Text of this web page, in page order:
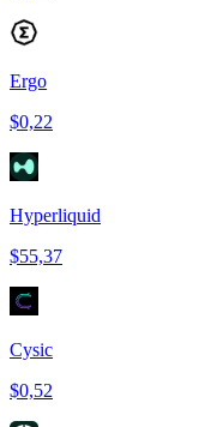
Ergo
$0,22
Hyperliquid
$55,37
Cysic
$0,52